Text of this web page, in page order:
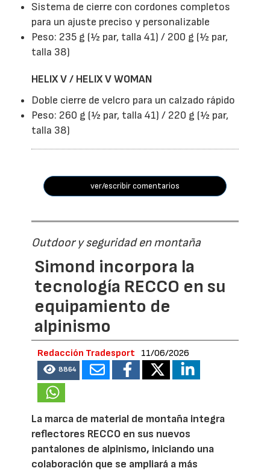
Sistema de cierre con cordones completos
para un ajuste preciso y personalizable
Peso: 235 g (½ par, talla 41) / 200 g (½ par,
talla 38)
HELIX V / HELIX V WOMAN
Doble cierre de velcro para un calzado rápido
Peso: 260 g (½ par, talla 41) / 220 g (½ par,
talla 38)
ver/escribir comentarios
Outdoor y seguridad en montaña
Simond incorpora la
tecnología RECCO en su
equipamiento de
alpinismo
Redacción Tradesport 11/06/2026
8864
La marca de material de montaña integra
reflectores RECCO en sus nuevos
pantalones de alpinismo, iniciando una
colaboración que se ampliará a más